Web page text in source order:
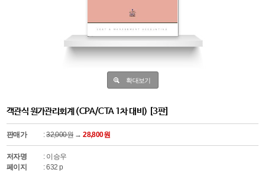
확대보기
객관식 원가관리회계 (CPA/CTA 1차 대비) [3판]
판매가 :32,000원 →28,800원
저자명
: 이승우
페이지
: 632 p